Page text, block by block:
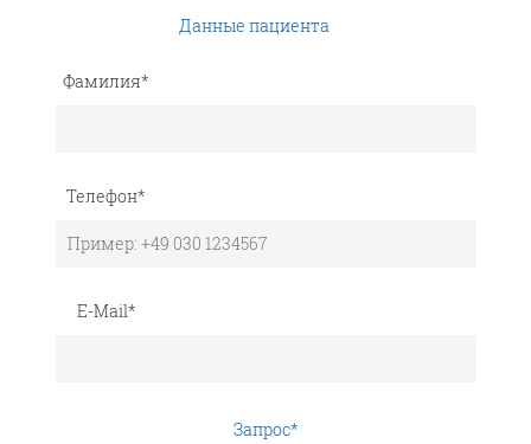
Данные пациента
Фамилия*
Телефон*
E-Mail*
Запрос*